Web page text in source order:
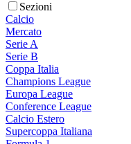
Sezioni
Calcio
Mercato
Serie A
Serie B
Coppa Italia
Champions League
Europa League
Conference League
Calcio Estero
Supercoppa Italiana